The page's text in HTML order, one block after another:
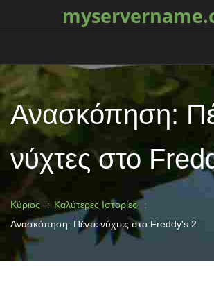
Ανασκόπηση:
νύχτες στο
Κύριος
Καλύτερες Ιστορίες
Ανασκόπηση: Πέντε νύχτες στο Freddy's 2